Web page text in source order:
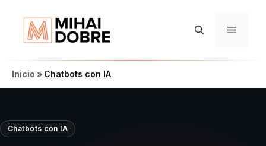
contenido
Menú
Inicio » Chatbots con IA
Chatbots con IA